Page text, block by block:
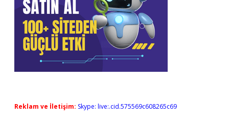
Reklam ve İletişim: Skype: live:.cid.575569c608265c69